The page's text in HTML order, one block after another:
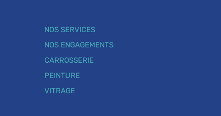
NOS SERVICES
NOS ENGAGEMENTS
CARROSSERIE
PEINTURE
VITRAGE